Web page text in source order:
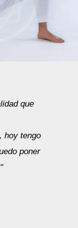
que
hoy tengo
poner